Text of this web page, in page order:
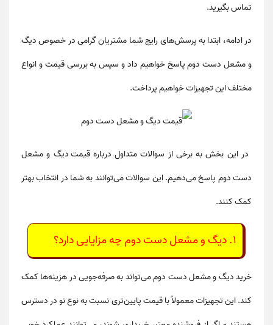
تماس بگیرید.
در ادامه، ابتدا به پرسش‌های رایج شما مشتریان گرامی در خصوصدیگ
و مشعل دست دومپاسخ خواهیم داد و سپس به بررسی قیمت و انواع
مختلف این تجهیزات خواهیم پرداخت.
در این بخش به برخی از سوالات متداول دربارهقیمت دیگ و مشعل
دست دوم پاسخ می‌دهیم. این سوالات می‌توانند به شما در انتخاب بهتر
کمک کنند.
1. دیگ و مشعل دست دوم چه مزایایی دارد؟
خریددیگ و مشعل دست دوممی‌تواند به صرفه‌جویی در هزینه‌ها کمک
کند. این تجهیزات معمولاً با قیمت پایین‌تری نسبت به نوع نو در دسترس